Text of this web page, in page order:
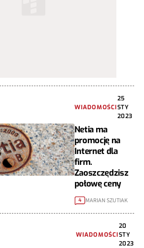
WIADOMOŚCI
25
STY
2023
Netia ma
promocję na
Internet dla
firm.
Zaoszczędzisz
połowę ceny
4 MARIAN SZUTIAK
WIADOMOŚCI
20
STY
2023